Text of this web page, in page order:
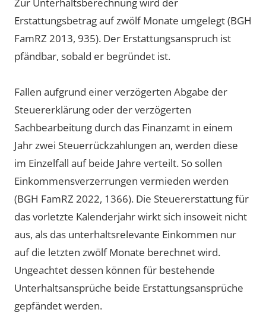
Zur Unterhaltsberechnung wird der
Erstattungsbetrag auf zwölf Monate umgelegt (BGH
FamRZ 2013, 935). Der Erstattungsanspruch ist
pfändbar, sobald er begründet ist.
Fallen aufgrund einer verzögerten Abgabe der
Steuererklärung oder der verzögerten
Sachbearbeitung durch das Finanzamt in einem
Jahr zwei Steuerrückzahlungen an, werden diese
im Einzelfall auf beide Jahre verteilt. So sollen
Einkommensverzerrungen vermieden werden
(BGH FamRZ 2022, 1366). Die Steuererstattung für
das vorletzte Kalenderjahr wirkt sich insoweit nicht
aus, als das unterhaltsrelevante Einkommen nur
auf die letzten zwölf Monate berechnet wird.
Ungeachtet dessen können für bestehende
Unterhaltsansprüche beide Erstattungsansprüche
gepfändet werden.